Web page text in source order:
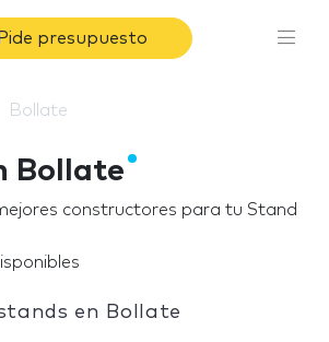
Pide presupuesto
Bollate
Bollate
constructores para tu Stand
en Bollate